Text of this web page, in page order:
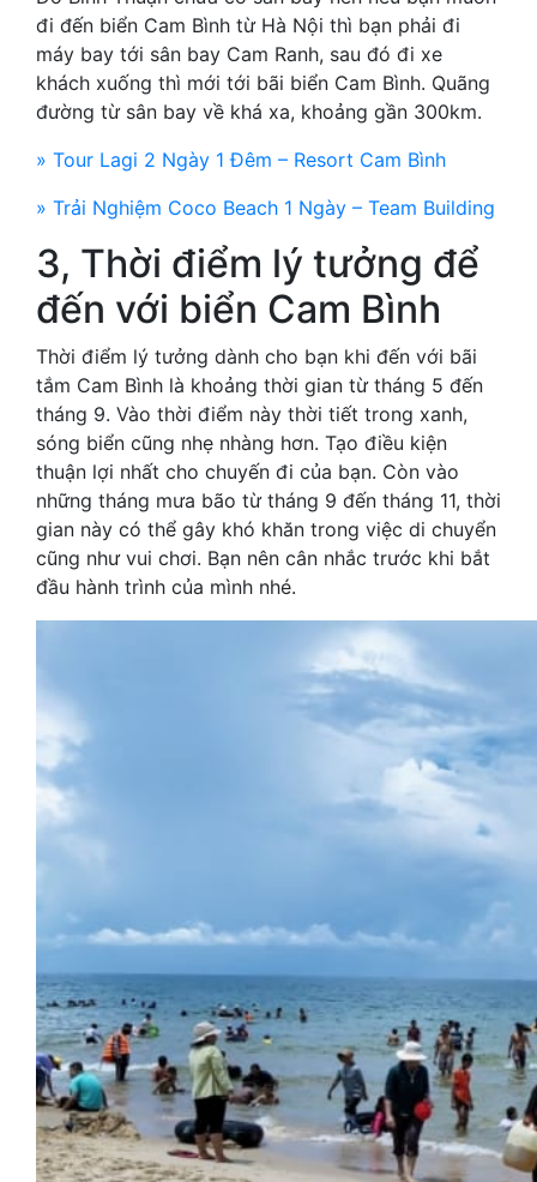
đi đến biển Cam Bình từ Hà Nội thì bạn phải đi
máy bay tới sân bay Cam Ranh, sau đó đi xe
khách xuống thì mới tới bãi biển Cam Bình. Quãng
đường từ sân bay về khá xa, khoảng gần 300km.
» Tour Lagi 2 Ngày 1 Đêm – Resort Cam Bình
» Trải Nghiệm Coco Beach 1 Ngày – Team Building
3, Thời điểm lý tưởng để
đến với biển Cam Bình
Thời điểm lý tưởng dành cho bạn khi đến với bãi
tắm Cam Bình là khoảng thời gian từ tháng 5 đến
tháng 9. Vào thời điểm này thời tiết trong xanh,
sóng biển cũng nhẹ nhàng hơn. Tạo điều kiện
thuận lợi nhất cho chuyến đi của bạn. Còn vào
những tháng mưa bão từ tháng 9 đến tháng 11, thời
gian này có thể gây khó khăn trong việc di chuyển
cũng như vui chơi. Bạn nên cân nhắc trước khi bắt
đầu hành trình của mình nhé.